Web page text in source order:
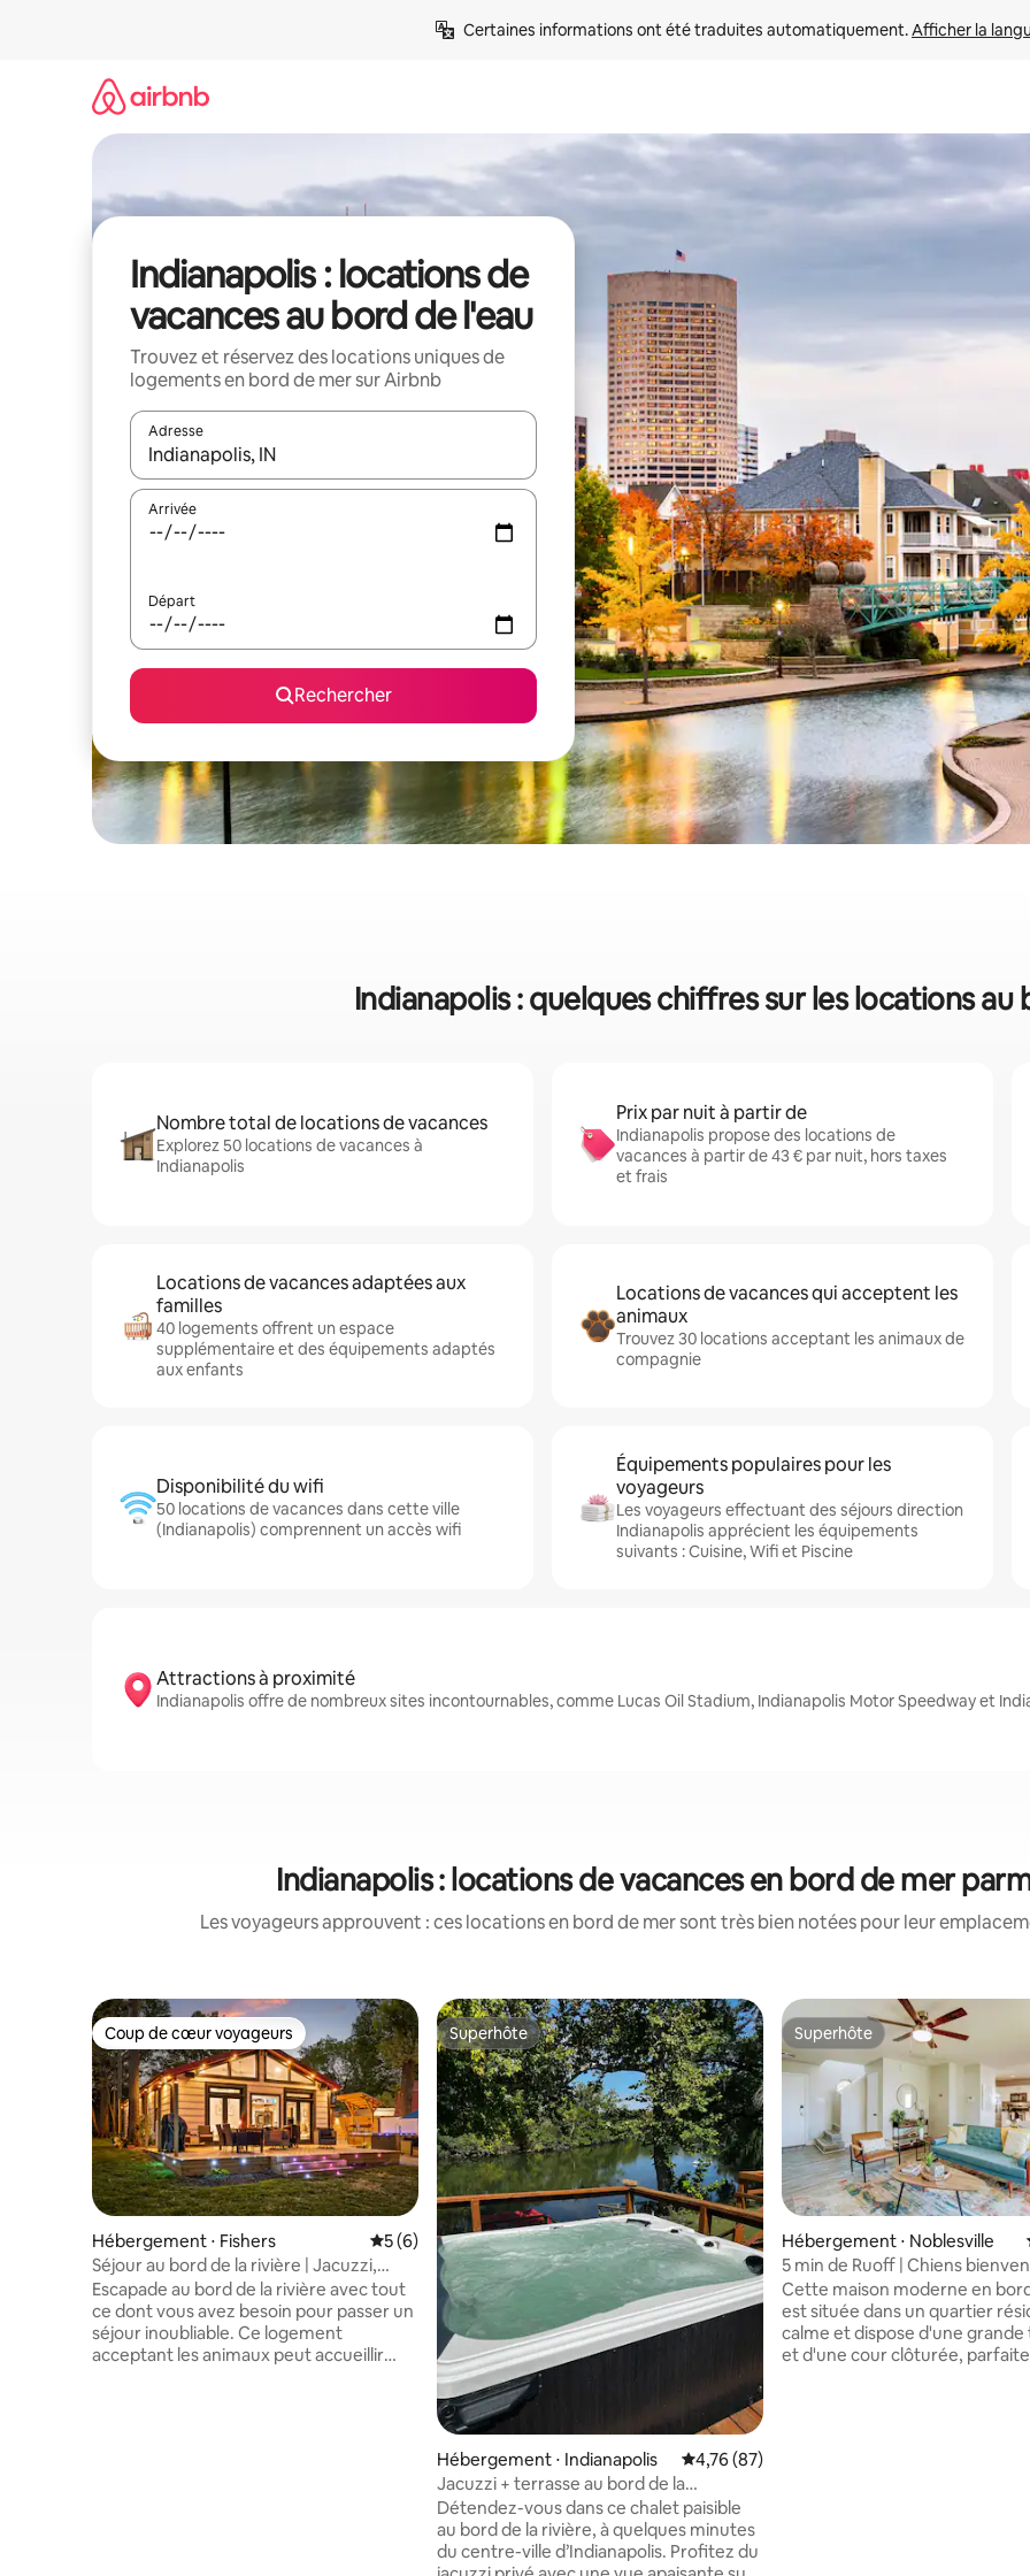
Certaines informations ont été traduites automatiquement. Afficher la
Indianapolis : locations de
vacances au bord de l'eau
Trouvez et réservez des locations uniques de
logements en bord de mer sur Airbnb
Adresse
Lorsque les résultats s'affichent, utilisez les flèches vers le haut et vers le bas pour les parcourir ou en appuyant et en
Arrivée
Départ
Rechercher
Indianapolis : quelques chiffres sur les locations au
Nombre total de locations de vacances
Explorez 50 locations de vacances à
Indianapolis
Prix par nuit à partir de
Indianapolis propose des locations de
vacances à partir de 43 € par nuit, hors taxes
et frais
Locations de vacances adaptées aux
familles
40 logements offrent un espace
supplémentaire et des équipements adaptés
aux enfants
Locations de vacances qui acceptent les
animaux
Trouvez 30 locations acceptant les animaux de
compagnie
Disponibilité du wifi
50 locations de vacances dans cette ville
(Indianapolis) comprennent un accès wifi
Équipements populaires pour les
voyageurs
Les voyageurs effectuant des séjours direction
Indianapolis apprécient les équipements
suivants : Cuisine, Wifi et Piscine
Attractions à proximité
Indianapolis offre de nombreux sites incontournables, comme Lucas Oil Stadium, Indianapolis Motor Speedway et
Indianapolis : locations de vacances en bord de mer
Les voyageurs approuvent : ces locations en bord de mer sont très bien notées pour leur
Coup de cœur voyageurs
Coup de cœur voyageurs
Hébergement ⋅ Fishers Évaluation moyenne sur la base de 6 commentaires : 5 sur 5
5 (6)
Séjour au bord de la rivière | Jacuzzi,
espace secret, animaux acceptés !
Escapade au bord de la rivière avec tout
ce dont vous avez besoin pour passer un
séjour inoubliable. Ce logement
acceptant les animaux peut accueillir
Superhôte
Superhôte
Hébergement ⋅ Indianapolis Évaluation moyenne sur la base de 87
4,76 (87)
Jacuzzi + terrasse au bord de la
rivière | Chalet près du centre-ville
Détendez-vous dans ce chalet paisible
au bord de la rivière, à quelques minutes
du centre-ville d’Indianapolis. Profitez du
Superhôte
Superhôte
Hébergement ⋅ Noblesville
5 min de Ruoff | Chiens
clôturée | Wifi rapide
Cette maison moderne en
est située dans un quartier
calme et dispose d'une grande
et d'une cour clôturée,